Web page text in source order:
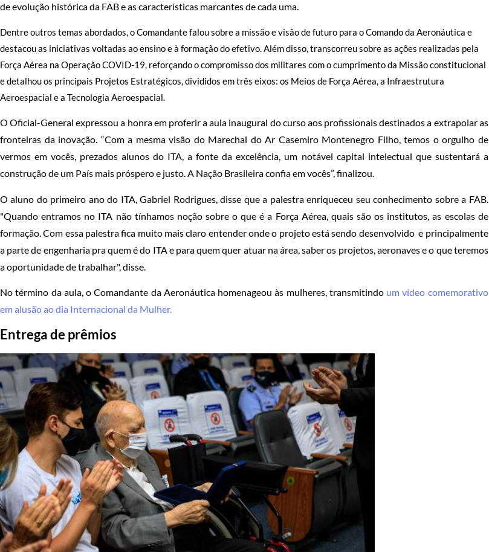
de evolução histórica da FAB e as características marcantes de cada uma.
Dentre outros temas abordados, o Comandante falou sobre a missão e visão de futuro para o Comando da Aeronáutica e
destacou as iniciativas voltadas ao ensino e à formação do efetivo. Além disso, transcorreu sobre as ações realizadas pela
Força Aérea na Operação COVID-19, reforçando o compromisso dos militares com o cumprimento da Missão constitucional
e detalhou os principais Projetos Estratégicos, divididos em três eixos: os Meios de Força Aérea, a Infraestrutura
Aeroespacial e a Tecnologia Aeroespacial.
O Oficial-General expressou a honra em proferir a aula inaugural do curso aos profissionais destinados a extrapolar as
fronteiras da inovação. “Com a mesma visão do Marechal do Ar Casemiro Montenegro Filho, temos o orgulho de
vermos em vocês, prezados alunos do ITA, a fonte da excelência, um notável capital intelectual que sustentará a
construção de um País mais próspero e justo. A Nação Brasileira confia em vocês”, finalizou.
O aluno do primeiro ano do ITA, Gabriel Rodrigues, disse que a palestra enriqueceu seu conhecimento sobre a FAB.
"Quando entramos no ITA não tínhamos noção sobre o que é a Força Aérea, quais são os institutos, as escolas de
formação. Com essa palestra fica muito mais claro entender onde o projeto está sendo desenvolvido e principalmente
a parte de engenharia pra quem é do ITA e para quem quer atuar na área, saber os projetos, aeronaves e o que teremos
a oportunidade de trabalhar", disse.
No término da aula, o Comandante da Aeronáutica homenageou às mulheres, transmitindo um vídeo comemorativo
em alusão ao dia Internacional da Mulher.
Entrega de prêmios